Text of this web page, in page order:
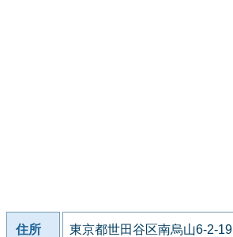
住所
東京都世田谷区南烏山6-2-19